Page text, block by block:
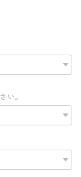
い。